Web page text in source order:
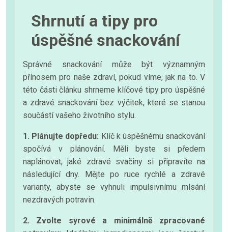
Shrnutí a tipy pro
úspěšné snackování
Správné snackování může být významným
přínosem pro naše zdraví, pokud víme, jak na to. V
této části článku shrneme klíčové tipy pro úspěšné
a zdravé snackování bez výčitek, které se stanou
součástí vašeho životního stylu.
1. Plánujte dopředu: Klíč k úspěšnému snackování
spočívá v plánování. Měli byste si předem
naplánovat, jaké zdravé svačiny si připravíte na
následující dny. Mějte po ruce rychlé a zdravé
varianty, abyste se vyhnuli impulsivnímu mlsání
nezdravých potravin.
2. Zvolte syrové a minimálně zpracované